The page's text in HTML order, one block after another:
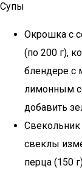
Супы
Окрошка с
(по 200 г),
блендере с
лимонным
добавить
свеклы
перца (150